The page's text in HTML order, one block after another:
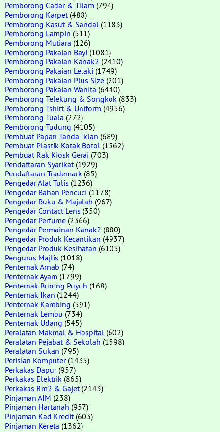
Pemborong Cadar & Tilam (794)
Pemborong Karpet (488)
Pemborong Kasut & Sandal (1183)
Pemborong Lampin (511)
Pemborong Mutiara (126)
Pemborong Pakaian Bayi (1081)
Pemborong Pakaian Kanak2 (2410)
Pemborong Pakaian Lelaki (1749)
Pemborong Pakaian Plus Size (201)
Pemborong Pakaian Wanita (6440)
Pemborong Telekung & Songkok (833)
Pemborong Tshirt & Uniform (4956)
Pemborong Tuala (272)
Pemborong Tudung (4105)
Pembuat Papan Tanda Iklan (689)
Pembuat Plastik Kotak Botol (1562)
Pembuat Rak Kiosk Gerai (703)
Pendaftaran Syarikat (1929)
Pendaftaran Trademark (85)
Pengedar Alat Tulis (1236)
Pengedar Bahan Pencuci (1178)
Pengedar Buku & Majalah (967)
Pengedar Contact Lens (350)
Pengedar Perfume (2366)
Pengedar Permainan Kanak2 (880)
Pengedar Produk Kecantikan (4937)
Pengedar Produk Kesihatan (6105)
Pengurus Majlis (1018)
Penternak Arnab (74)
Penternak Ayam (1799)
Penternak Burung Puyuh (168)
Penternak Ikan (1244)
Penternak Kambing (591)
Penternak Lembu (734)
Penternak Udang (545)
Peralatan Makmal & Hospital (602)
Peralatan Pejabat & Sekolah (1598)
Peralatan Sukan (795)
Perisian Komputer(1435)
Perkakas Dapur(957)
Perkakas Elektrik (865)
Perkakas Rm2 & Gajet (2143)
Pinjaman AIM (238)
Pinjaman Hartanah (957)
Pinjaman Kad Kredit (603)
Pinjaman Kereta (1362)